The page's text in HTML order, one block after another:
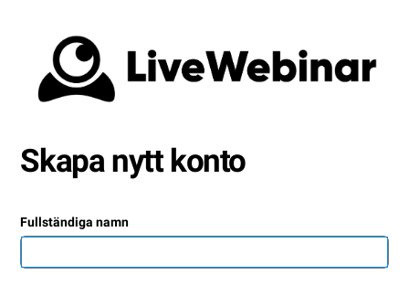
Skapa nytt konto
Fullständiga namn